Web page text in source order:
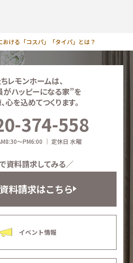
おける「コスパ」「タイパ」とは？
レモンホームは、
ハッピーになる家”を
心を込めてつくります。
374-558
～PM6:00 ｜ 定休日 水曜
資料請求してみる／
料請求はこちら
イベント情報